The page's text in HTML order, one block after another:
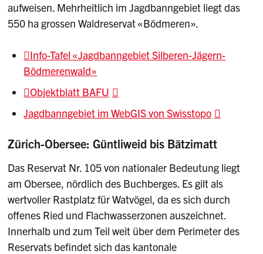
aufweisen. Mehrheitlich im Jagdbanngebiet liegt das
550 ha grossen Waldreservat «Bödmeren».
Info-Tafel «Jagdbanngebiet Silberen-Jägern-
Bödmerenwald»
Objektblatt BAFU
Jagdbanngebiet im WebGIS von Swisstopo
Zürich-Obersee: Güntliweid bis Bätzimatt
Das Reservat Nr. 105 von nationaler Bedeutung liegt
am Obersee, nördlich des Buchberges. Es gilt als
wertvoller Rastplatz für Watvögel, da es sich durch
offenes Ried und Flachwasserzonen auszeichnet.
Innerhalb und zum Teil weit über dem Perimeter des
Reservats befindet sich das kantonale